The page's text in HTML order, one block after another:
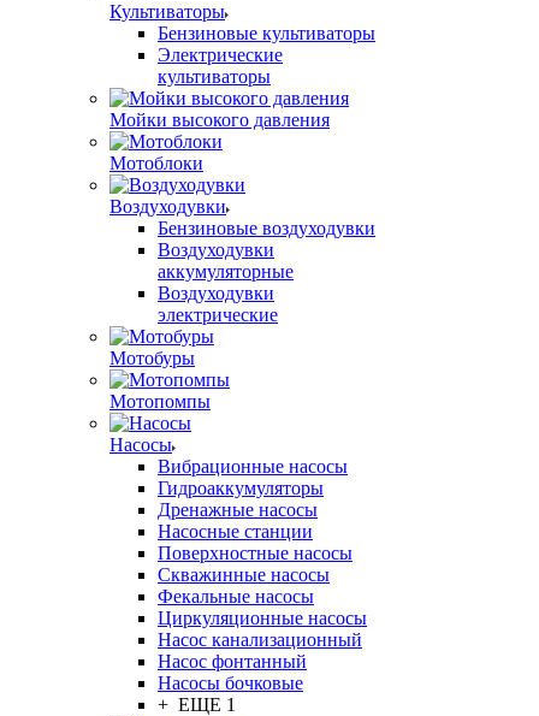
Культиваторы
Бензиновые культиваторы
Электрические
культиваторы
Мойки высокого давления
Мотоблоки
Воздуходувки
Бензиновые воздуходувки
Воздуходувки
аккумуляторные
Воздуходувки
электрические
Мотобуры
Мотопомпы
Насосы
Вибрационные насосы
Гидроаккумуляторы
Дренажные насосы
Насосные станции
Поверхностные насосы
Скважинные насосы
Фекальные насосы
Циркуляционные насосы
Насос канализационный
Насос фонтанный
Насосы бочковые
+ ЕЩЕ 1